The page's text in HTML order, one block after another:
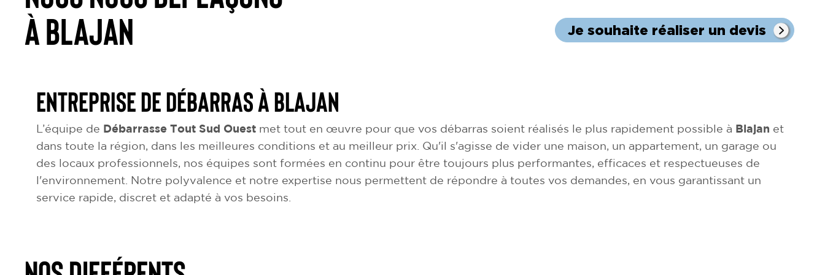
à Blajan
Je souhaite réaliser un devis
Entreprise de débarras à Blajan
L’équipe de Débarrasse Tout Sud Ouest met tout en œuvre pour que vos débarras soient réalisés le plus rapidement possible à Blajan et
dans toute la région, dans les meilleures conditions et au meilleur prix. Qu'il s'agisse de vider une maison, un appartement, un garage ou
des locaux professionnels, nos équipes sont formées en continu pour être toujours plus performantes, efficaces et respectueuses de
l'environnement. Notre polyvalence et notre expertise nous permettent de répondre à toutes vos demandes, en vous garantissant un
service rapide, discret et adapté à vos besoins.